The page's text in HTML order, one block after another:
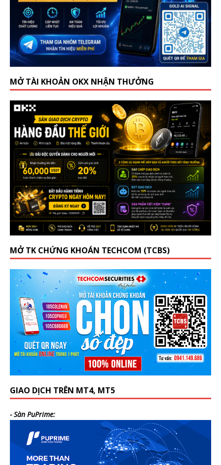
MỞ TÀI KHOẢN OKX NHẬN THƯỞNG
MỞ TK CHỨNG KHOÁN TECHCOM (TCBS)
GIAO DỊCH TRÊN MT4, MT5
- Sàn PuPrime: